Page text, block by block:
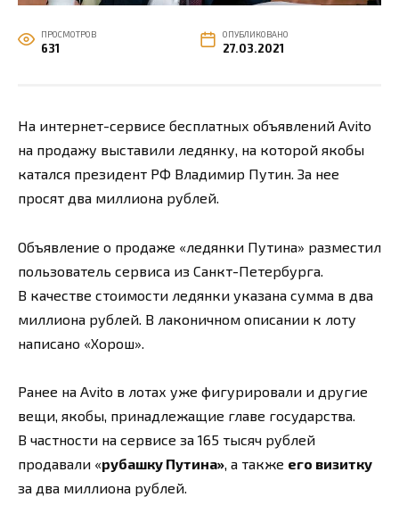
ПРОСМОТРОВ
631
ОПУБЛИКОВАНО
27.03.2021
На интернет-сервисе бесплатных объявлений Avito
на продажу выставили ледянку, на которой якобы
катался президент РФ Владимир Путин. За нее
просят два миллиона рублей.
Объявление о продаже «ледянки Путина» разместил
пользователь сервиса из Санкт-Петербурга.
В качестве стоимости ледянки указана сумма в два
миллиона рублей. В лаконичном описании к лоту
написано «Хорош».
Ранее на Avito в лотах уже фигурировали и другие
вещи, якобы, принадлежащие главе государства.
В частности на сервисе за 165 тысяч рублей
продавали «рубашку Путина» , а также его визитку
за два миллиона рублей.